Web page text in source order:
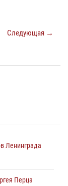
Следующая →
Ленинграда
Перца